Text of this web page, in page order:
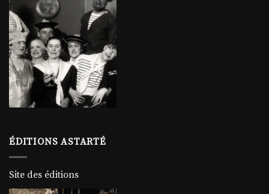
ÉDITIONS ASTARTÉ
Site des éditions